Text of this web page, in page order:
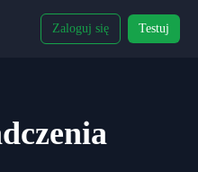
Zaloguj się Testuj